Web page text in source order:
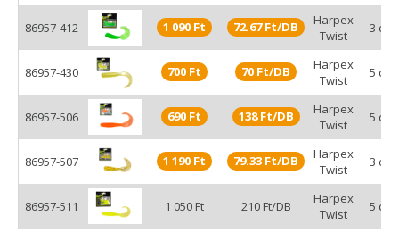
86957-412 1 090 Ft 72.67 Ft/DB
Harpex
Twist
3 cm
86957-430 700 Ft 70 Ft/DB
Harpex
Twist
5 cm
86957-506 690 Ft 138 Ft/DB
Harpex
Twist
5 cm
86957-507 1 190 Ft 79.33 Ft/DB
Harpex
Twist
3 cm
86957-511 1 050 Ft 210 Ft/DB
Harpex
Twist
5 cm